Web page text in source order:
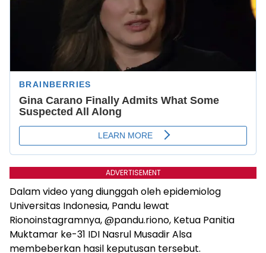
ADVERTISEMENT
Dalam video yang diunggah oleh epidemiolog
Universitas Indonesia, Pandu lewat
Rionoinstagramnya, @pandu.riono, Ketua Panitia
Muktamar ke-31 IDI Nasrul Musadir Alsa
membeberkan hasil keputusan tersebut.